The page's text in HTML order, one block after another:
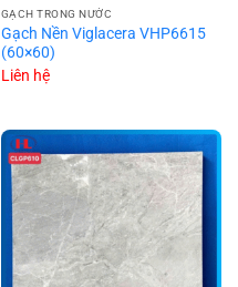
GẠCH TRONG NƯỚC
Gạch Nền Viglacera VHP6615
(60×60)
Liên hệ